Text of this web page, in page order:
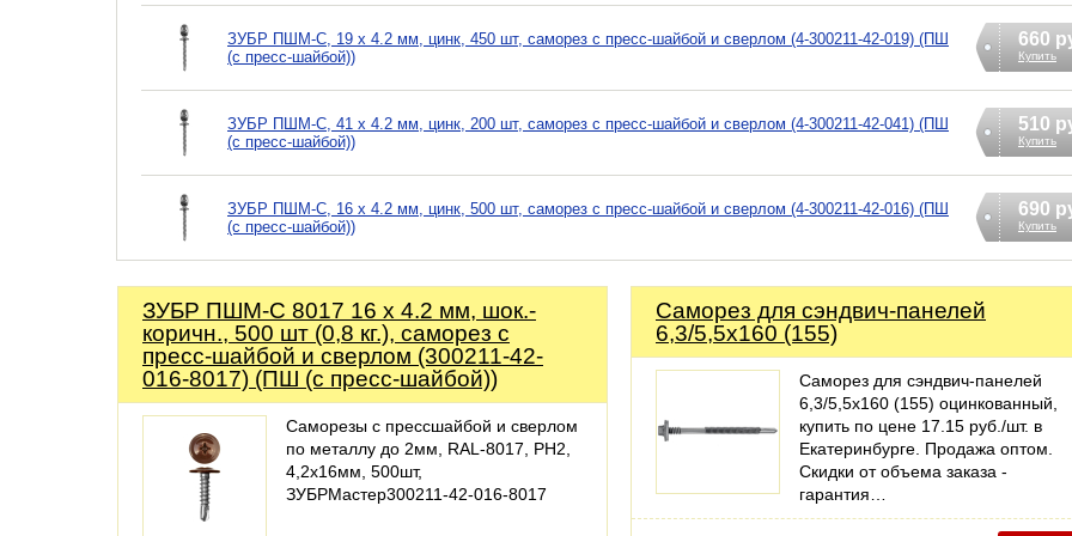
ЗУБР ПШМ-С, 19 х 4.2 мм, цинк, 450 шт, саморез с пресс-шайбой и сверлом (4-300211-42-019) (ПШ
(с пресс-шайбой))
660
Купить
ЗУБР ПШМ-С, 41 х 4.2 мм, цинк, 200 шт, саморез с пресс-шайбой и сверлом (4-300211-42-041) (ПШ
(с пресс-шайбой))
510
Купить
ЗУБР ПШМ-С, 16 х 4.2 мм, цинк, 500 шт, саморез с пресс-шайбой и сверлом (4-300211-42-016) (ПШ
(с пресс-шайбой))
690
Купить
ЗУБР ПШМ-С 8017 16 х 4.2 мм, шок.-
коричн., 500 шт (0,8 кг.), саморез с
пресс-шайбой и сверлом (300211-42-
016-8017) (ПШ (с пресс-шайбой))
Саморезы с прессшайбой и сверлом
по металлу до 2мм, RAL-8017, PH2,
4,2х16мм, 500шт,
ЗУБРМастер300211-42-016-8017
Саморез для сэндвич-панелей
6,3/5,5x160 (155)
Саморез для сэндвич-панелей
6,3/5,5x160 (155) оцинкованный,
купить по цене 17.15 руб./шт. в
Екатеринбурге. Продажа оптом.
Скидки от объема заказа -
гарантия…